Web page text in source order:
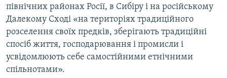
північних районах Росії, в Сибіру і на російському
Далекому Сході «на територіях традиційного
розселення своїх предків, зберігають традиційні
спосіб життя, господарювання і промисли і
усвідомлюють себе самостійними етнічними
спільнотами».